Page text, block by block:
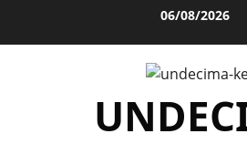
06/08/2026